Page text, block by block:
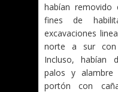
habían removido
fines de
excavaciones
norte a sur con
Incluso, habían
palos y
portón con